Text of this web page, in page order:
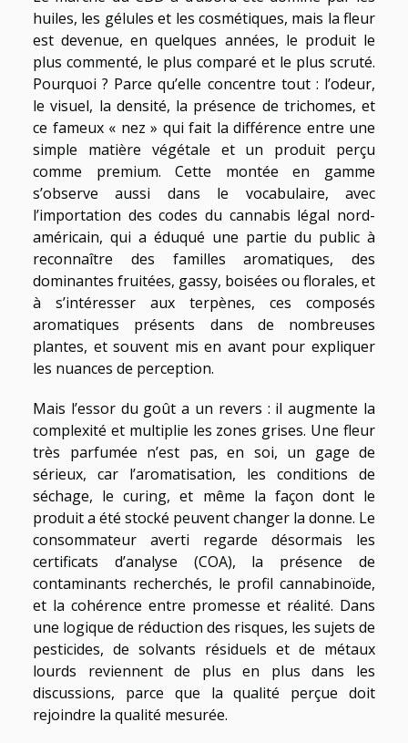
huiles, les gélules et les cosmétiques, mais la fleur
est devenue, en quelques années, le produit le
plus commenté, le plus comparé et le plus scruté.
Pourquoi ? Parce qu’elle concentre tout : l’odeur,
le visuel, la densité, la présence de trichomes, et
ce fameux « nez » qui fait la différence entre une
simple matière végétale et un produit perçu
comme premium. Cette montée en gamme
s’observe aussi dans le vocabulaire, avec
l’importation des codes du cannabis légal nord-
américain, qui a éduqué une partie du public à
reconnaître des familles aromatiques, des
dominantes fruitées, gassy, boisées ou florales, et
à s’intéresser aux terpènes, ces composés
aromatiques présents dans de nombreuses
plantes, et souvent mis en avant pour expliquer
les nuances de perception.
Mais l’essor du goût a un revers : il augmente la
complexité et multiplie les zones grises. Une fleur
très parfumée n’est pas, en soi, un gage de
sérieux, car l’aromatisation, les conditions de
séchage, le curing, et même la façon dont le
produit a été stocké peuvent changer la donne. Le
consommateur averti regarde désormais les
certificats d’analyse (COA), la présence de
contaminants recherchés, le profil cannabinoïde,
et la cohérence entre promesse et réalité. Dans
une logique de réduction des risques, les sujets de
pesticides, de solvants résiduels et de métaux
lourds reviennent de plus en plus dans les
discussions, parce que la qualité perçue doit
rejoindre la qualité mesurée.